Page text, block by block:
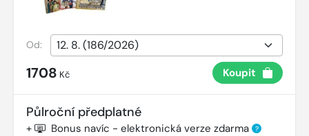
Od:
1708 Kč Koupit
Půlroční předplatné
+ Bonus navíc - elektronická verze zdarma ?